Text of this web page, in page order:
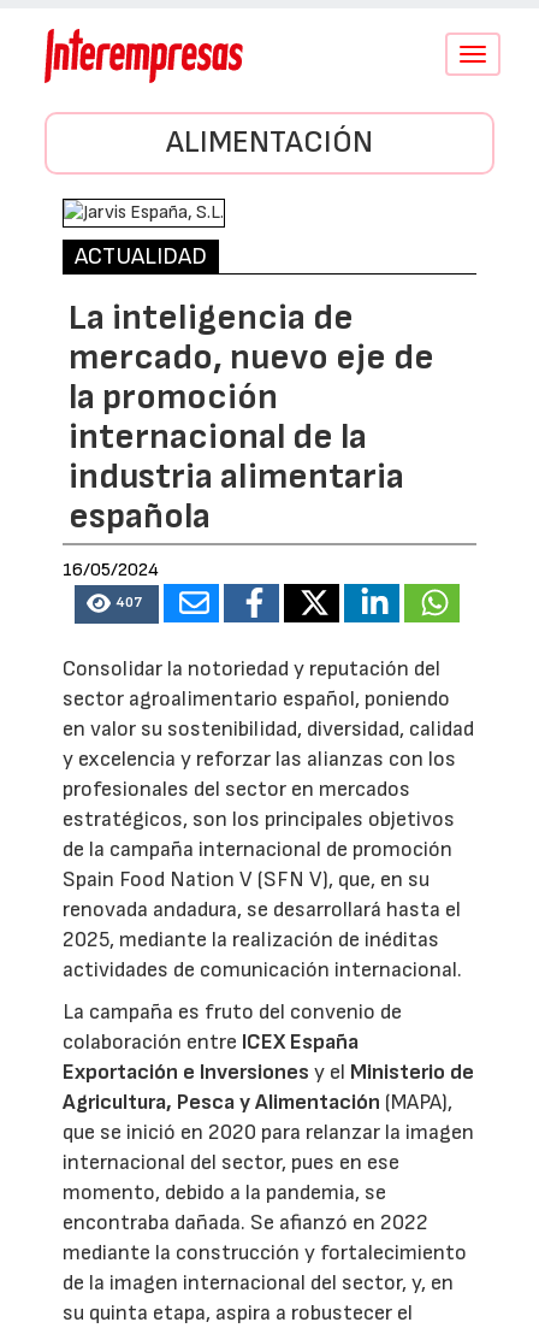
Conmutar
ALIMENTACIÓN
ACTUALIDAD
La inteligencia de
mercado, nuevo eje de
la promoción
internacional de la
industria alimentaria
española
16/05/2024
407
Consolidar la notoriedad y reputación del
sector agroalimentario español, poniendo
en valor su sostenibilidad, diversidad, calidad
y excelencia y reforzar las alianzas con los
profesionales del sector en mercados
estratégicos, son los principales objetivos
de la campaña internacional de promoción
Spain Food Nation V (SFN V), que, en su
renovada andadura, se desarrollará hasta el
2025, mediante la realización de inéditas
actividades de comunicación internacional.
La campaña es fruto del convenio de
colaboración entre ICEX España
Exportación e Inversiones y el Ministerio de
Agricultura, Pesca y Alimentación (MAPA),
que se inició en 2020 para relanzar la imagen
internacional del sector, pues en ese
momento, debido a la pandemia, se
encontraba dañada. Se afianzó en 2022
mediante la construcción y fortalecimiento
de la imagen internacional del sector, y, en
su quinta etapa, aspira a robustecer el